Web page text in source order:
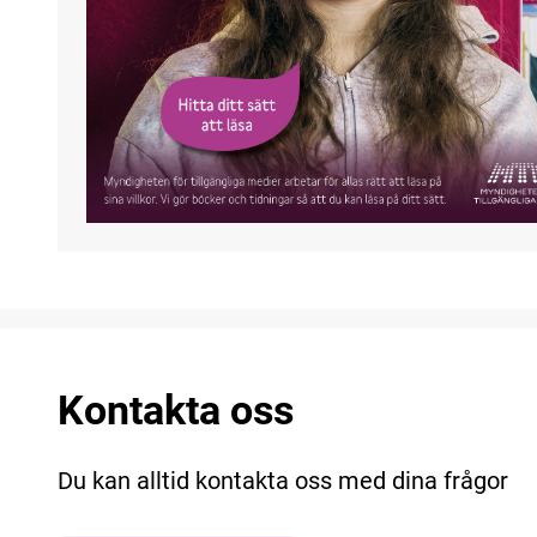
Kontakta oss
Du kan alltid kontakta oss med dina frågor